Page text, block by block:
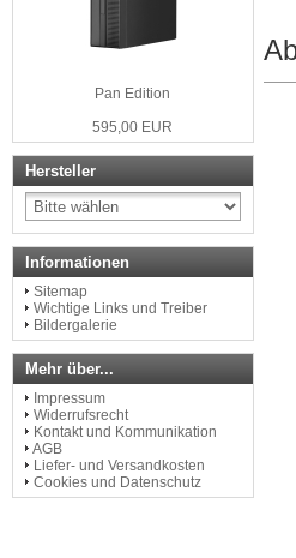
Pan Edition
595,00 EUR
Hersteller
Informationen
Sitemap
Wichtige Links und Treiber
Bildergalerie
Mehr über...
Impressum
Widerrufsrecht
Kontakt und Kommunikation
AGB
Liefer- und Versandkosten
Cookies und Datenschutz